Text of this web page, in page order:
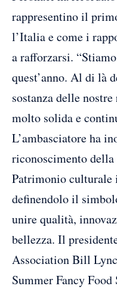
rappresentino il
l’Italia e come i
a rafforzarsi.
quest’anno. Al di là
sostanza delle
molto solida e
L’ambasciatore ha
riconoscimento
Patrimonio culturale
definendolo il
unire qualità,
bellezza. Il
Association Bill
Summer Fancy Food